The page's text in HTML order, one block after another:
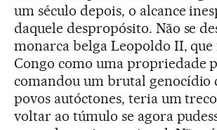
um século depois, o alcance
daquele despropósito. Não se
monarca belga Leopoldo II, que
Congo como uma propriedade
comandou um brutal genocídio
povos autóctones, teria um
voltar ao túmulo se agora